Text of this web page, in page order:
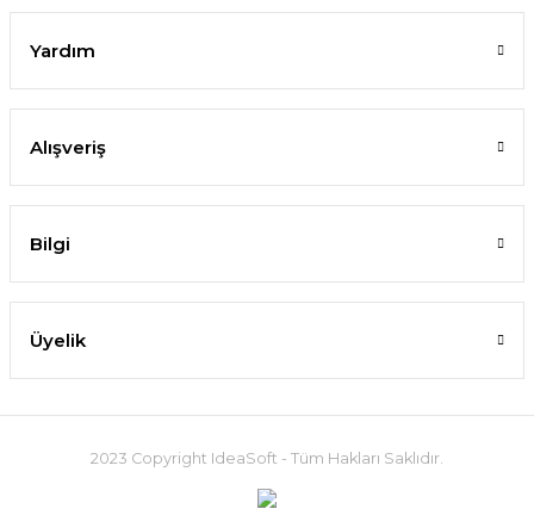
Yardım
Alışveriş
Bilgi
Üyelik
2023 Copyright IdeaSoft - Tüm Hakları Saklıdır.